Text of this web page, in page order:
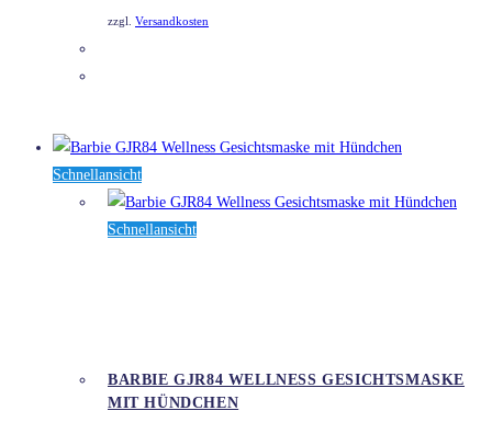
zzgl. Versandkosten
Schnellansicht
Schnellansicht
BARBIE GJR84 WELLNESS GESICHTSMASKE
MIT HÜNDCHEN